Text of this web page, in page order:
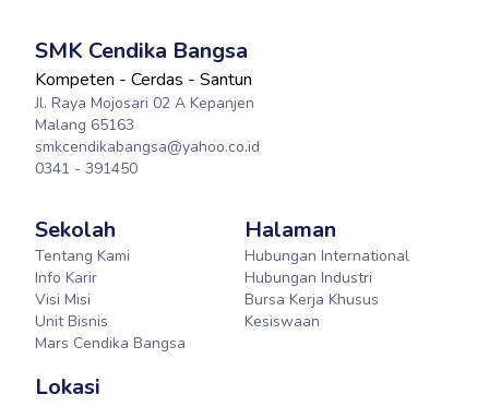
SMK Cendika Bangsa
Kompeten - Cerdas - Santun
Jl. Raya Mojosari 02 A Kepanjen
Malang 65163
smkcendikabangsa@yahoo.co.id
0341 - 391450
Sekolah
Tentang Kami
Info Karir
Visi Misi
Unit Bisnis
Mars Cendika Bangsa
Halaman
Hubungan International
Hubungan Industri
Bursa Kerja Khusus
Kesiswaan
Lokasi